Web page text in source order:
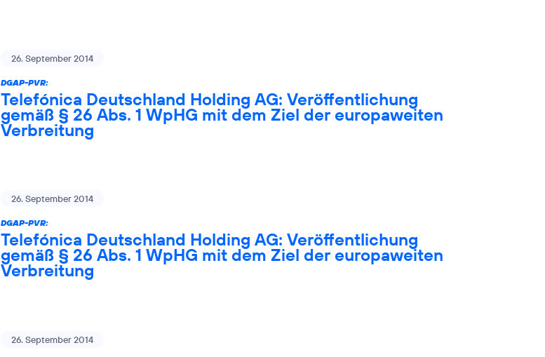
26. September 2014
DGAP-PVR:
Telefónica Deutschland Holding AG: Veröffentlichung
gemäß § 26 Abs. 1 WpHG mit dem Ziel der europaweiten
Verbreitung
26. September 2014
DGAP-PVR:
Telefónica Deutschland Holding AG: Veröffentlichung
gemäß § 26 Abs. 1 WpHG mit dem Ziel der europaweiten
Verbreitung
26. September 2014